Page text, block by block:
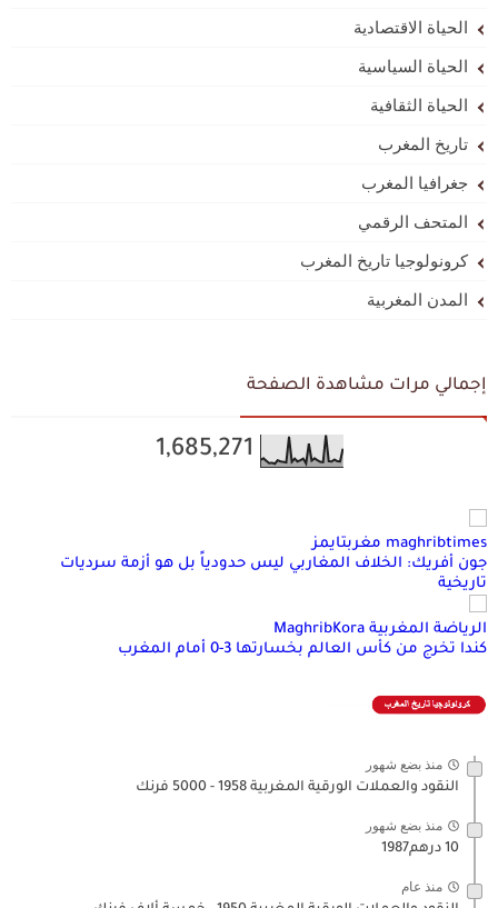
الحياة الاقتصادية
الحياة السياسية
الحياة الثقافية
تاريخ المغرب
جغرافيا المغرب
المتحف الرقمي
كرونولوجيا تاريخ المغرب
المدن المغربية
إجمالي مرات مشاهدة الصفحة
1,685,271
maghribtimes مغربتايمز
جون أفريك: الخلاف المغاربي ليس حدودياً بل هو أزمة سرديات
تاريخية
الرياضة المغربية MaghribKora
كندا تخرج من كأس العالم بخسارتها 3-0 أمام المغرب
منذ بضع شهور
النقود والعملات الورقية المغربية 1958 - 5000 فرنك
منذ بضع شهور
10 درهم1987
منذ عام